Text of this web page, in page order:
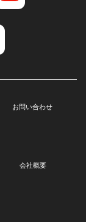
お問い合わせ
会社概要